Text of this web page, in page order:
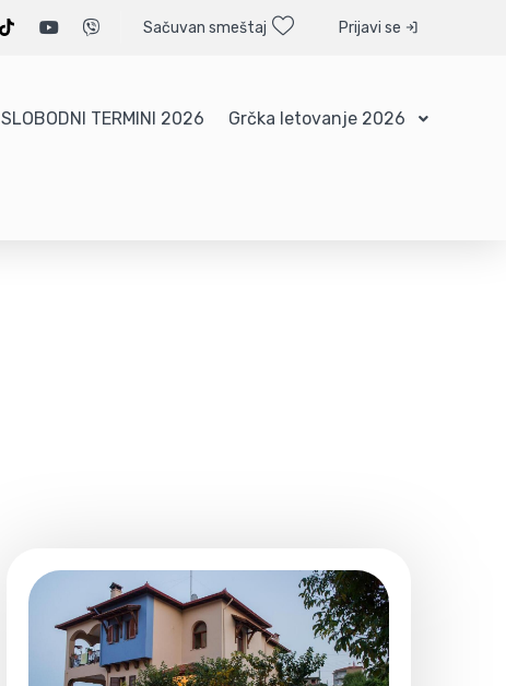
Sačuvan smeštaj Prijavi se
SLOBODNI TERMINI 2026 Grčka letovanje 2026